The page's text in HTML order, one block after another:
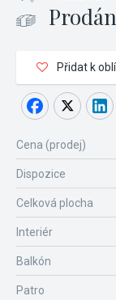
Přidat k
Cena (prodej)
Dispozice
Celková plocha
Interiér
Balkón
Patro